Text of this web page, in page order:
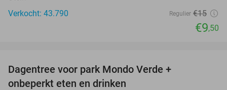
Verkocht: 43.790
Regulier €15
€9,50
Dagentree voor park Mondo Verde +
onbeperkt eten en drinken